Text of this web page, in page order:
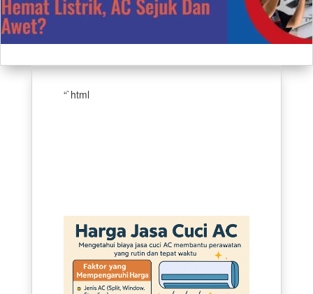
“`html